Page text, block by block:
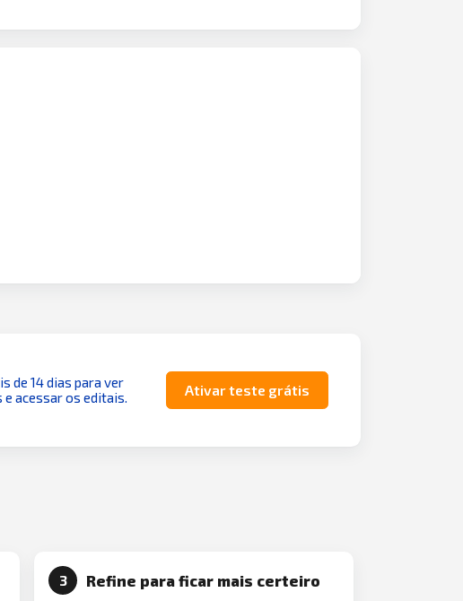
de 14 dias para ver
acessar os editais.
Ativar teste grátis
3 Refine para ficar mais certeiro